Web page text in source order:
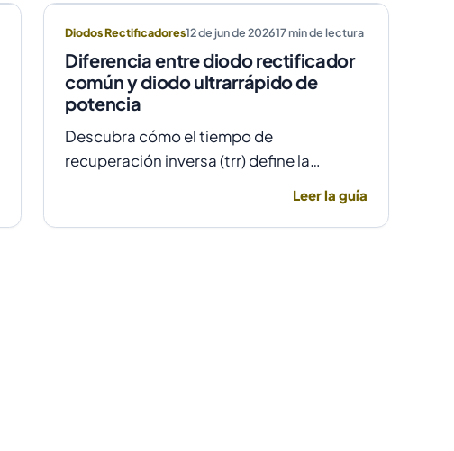
Diodos Rectificadores12 de jun de 202617min de lectura
Diferencia entre diodo rectificador
común y diodo ultrarrápido de
potencia
Descubra cómo el tiempo de
recuperación inversa (trr) define la
fallas por temperatura en alta frecuencia.
Leer la guía